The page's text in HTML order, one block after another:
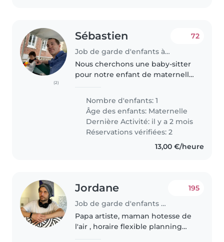
(2)
Sébastien
Job de garde d'enfants à Puteaux
72
Nous cherchons une baby-sitter
pour notre enfant de maternelle,
sportif. Il adore jouer et s'amuser,
donc une personne dynamique
et patiente serait idéale...
Nombre d'enfants: 1
Âge des enfants: Maternelle
Dernière Activité: il y a 2 mois
Réservations vérifiées: 2
13,00 €/heure
Jordane
Job de garde d'enfants à Puteaux
195
Papa artiste, maman hotesse de
l'air , horaire flexible planning